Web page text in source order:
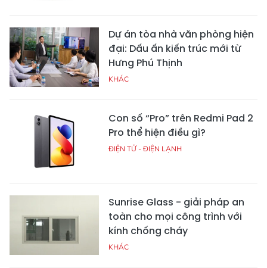
Dự án tòa nhà văn phòng hiện
đại: Dấu ấn kiến trúc mới từ
Hưng Phú Thịnh
KHÁC
Con số “Pro” trên Redmi Pad 2
Pro thể hiện điều gì?
ĐIỆN TỬ - ĐIỆN LẠNH
Sunrise Glass - giải pháp an
toàn cho mọi công trình với
kính chống cháy
KHÁC